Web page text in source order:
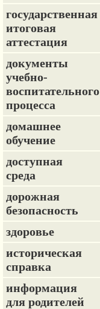
государственная
итоговая
аттестация
документы
учебно-
воспитательного
процесса
домашнее
обучение
доступная
среда
дорожная
безопасность
здоровье
историческая
справка
информация
для родителей